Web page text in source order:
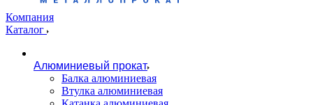
Компания
Каталог
Алюминиевый прокат
Балка алюминиевая
Втулка алюминиевая